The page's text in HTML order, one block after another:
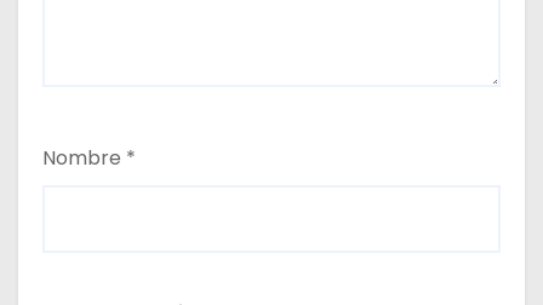
Nombre *